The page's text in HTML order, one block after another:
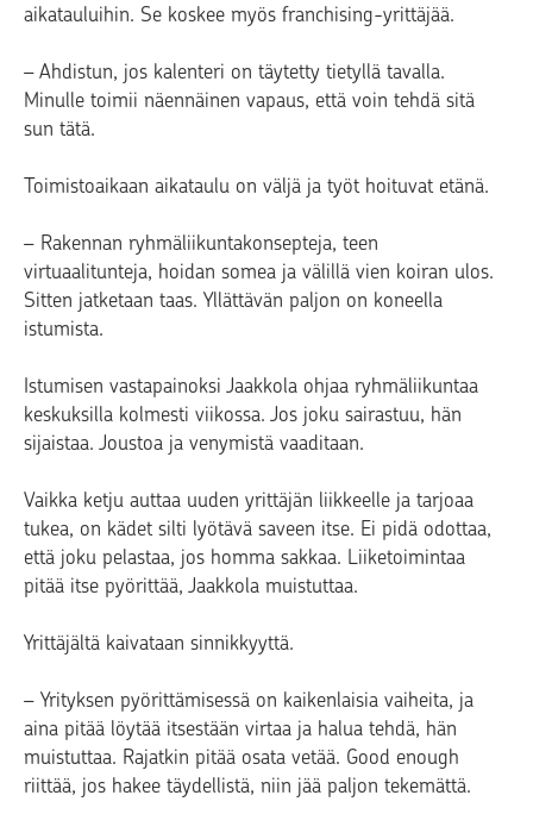
aikatauluihin. Se koskee myös franchising-yrittäjää.
– Ahdistun, jos kalenteri on täytetty tietyllä tavalla.
Minulle toimii näennäinen vapaus, että voin tehdä sitä
sun tätä.
Toimistoaikaan aikataulu on väljä ja työt hoituvat etänä.
– Rakennan ryhmäliikuntakonsepteja, teen
virtuaalitunteja, hoidan somea ja välillä vien koiran ulos.
Sitten jatketaan taas. Yllättävän paljon on koneella
istumista.
Istumisen vastapainoksi Jaakkola ohjaa ryhmäliikuntaa
keskuksilla kolmesti viikossa. Jos joku sairastuu, hän
sijaistaa. Joustoa ja venymistä vaaditaan.
Vaikka ketju auttaa uuden yrittäjän liikkeelle ja tarjoaa
tukea, on kädet silti lyötävä saveen itse. Ei pidä odottaa,
että joku pelastaa, jos homma sakkaa. Liiketoimintaa
pitää itse pyörittää, Jaakkola muistuttaa.
Yrittäjältä kaivataan sinnikkyyttä.
– Yrityksen pyörittämisessä on kaikenlaisia vaiheita, ja
aina pitää löytää itsestään virtaa ja halua tehdä, hän
muistuttaa. Rajatkin pitää osata vetää. Good enough
riittää, jos hakee täydellistä, niin jää paljon tekemättä.